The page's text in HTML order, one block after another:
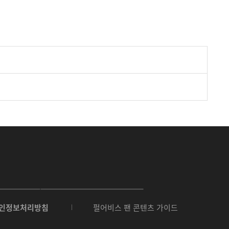
O
N
E
정보처리방침
펄어비스 팬 콘텐츠 가이드